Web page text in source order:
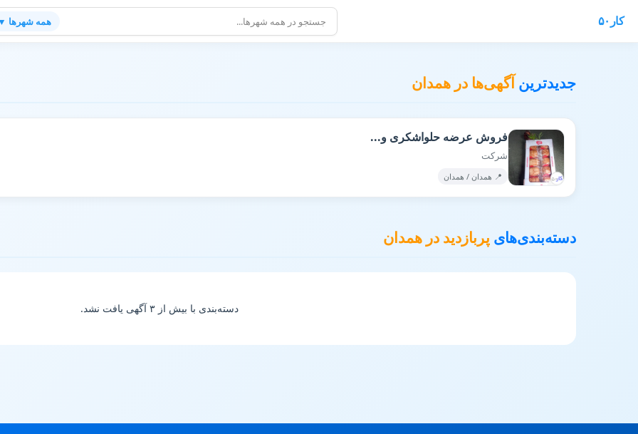
کار۵۰ همه شهرهافرصتهای شغلی و آگهی های استخدام در
جدیدترین آگهی‌ها در همدان
فروش عرضه حلواشکری و...
شرکت
📍 همدان / همدان
دسته‌بندی‌های پربازدید در همدان
دسته‌بندی با بیش از ۳ آگهی یافت نشد.